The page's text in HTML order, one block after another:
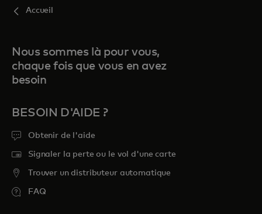
Accueil
Nous sommes là pour vous,
chaque fois que vous en avez
besoin
BESOIN D'AIDE ?
Obtenir de l'aide
Signaler la perte ou le vol d'une carte
Trouver un distributeur automatique
FAQ